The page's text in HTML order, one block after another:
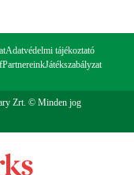
Adatvédelmi tájékoztató
PartnereinkJátékszabályzat
Zrt. © Minden jog